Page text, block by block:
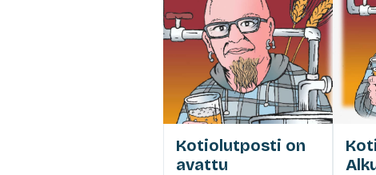
Kotiolutposti on
avattu